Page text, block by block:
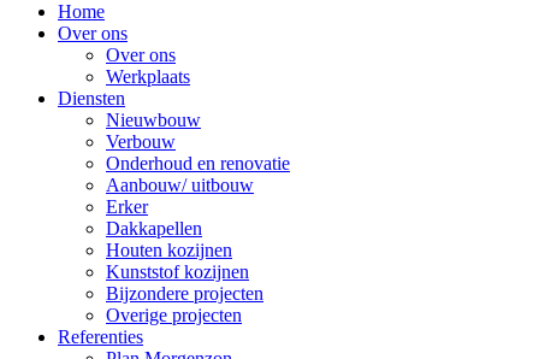
Home
Over ons
Over ons
Werkplaats
Diensten
Nieuwbouw
Verbouw
Onderhoud en renovatie
Aanbouw/ uitbouw
Erker
Dakkapellen
Houten kozijnen
Kunststof kozijnen
Bijzondere projecten
Overige projecten
Referenties